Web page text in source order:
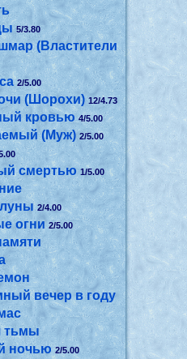
5/3.80
(Властители
2/5.00
(Шорохи) 12/4.73
кровью 4/5.00
(Муж) 2/5.00
смертью 1/5.00
2/4.00
огни 2/5.00
вечер в году
тьмы
ночью 2/5.00